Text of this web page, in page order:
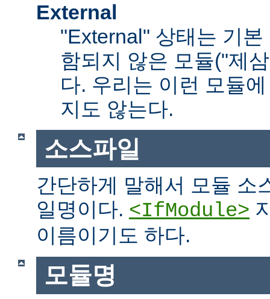
External
"External" 상태는 기
함되지 않은 모듈("제
다. 우리는 이런 모듈
지도 않는다.
소스파일
간단하게 말해서 모듈 소
일명이다. <IfModule>
이름이기도 하다.
모듈명